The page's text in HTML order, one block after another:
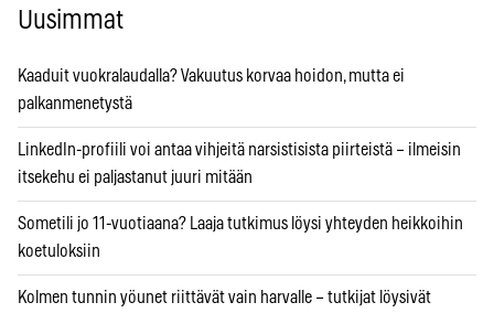
Uusimmat
Kaaduit vuokralaudalla? Vakuutus korvaa hoidon, mutta ei
palkanmenetystä
LinkedIn-profiili voi antaa vihjeitä narsistisista piirteistä – ilmeisin
itsekehu ei paljastanut juuri mitään
Sometili jo 11-vuotiaana? Laaja tutkimus löysi yhteyden heikkoihin
koetuloksiin
Kolmen tunnin yöunet riittävät vain harvalle – tutkijat löysivät